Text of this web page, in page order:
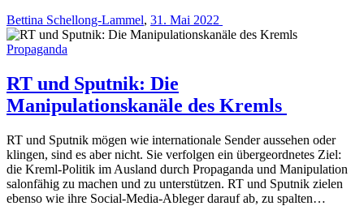
Bettina Schellong-Lammel, 31. Mai 2022
Propaganda
RT und Sputnik: Die
Manipulationskanäle des Kremls
RT und Sputnik mögen wie internationale Sender aussehen oder
klingen, sind es aber nicht. Sie verfolgen ein übergeordnetes Ziel:
die Kreml-Politik im Ausland durch Propaganda und Manipulation
salonfähig zu machen und zu unterstützen. RT und Sputnik zielen
ebenso wie ihre Social-Media-Ableger darauf ab, zu spalten…